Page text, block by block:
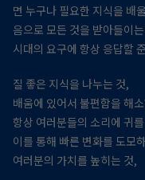
면 누구나 필요한 지식을 배
음으로 모든 것을 받아들이
시대의 요구에 항상 응답할
질 좋은 지식을 나누는 것,
배움에 있어서 불편함을 해
항상 여러분들의 소리에 귀
이를 통해 빠른 변화를 도모
여러분의 가치를 높히는 것,